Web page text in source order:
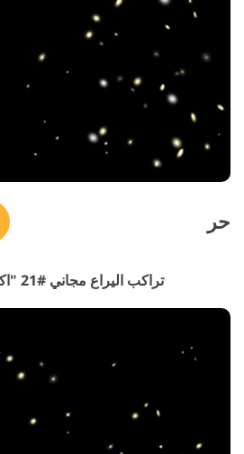
حر
تراكب اليراع مجاني #21 "اكتشاف النفحة_E_X_C_2"